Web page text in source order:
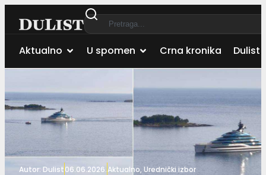
Aktualno U spomen Crna kronika Dulist
Autor: Dulist06.06.2026.Aktualno, Urednički izbor